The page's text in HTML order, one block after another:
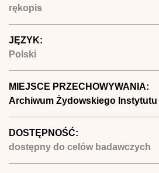
rękopis
JĘZYK:
Polski
MIEJSCE PRZECHOWYWANIA:
Archiwum Żydowskiego
DOSTĘPNOŚĆ:
dostępny do celów badawczych